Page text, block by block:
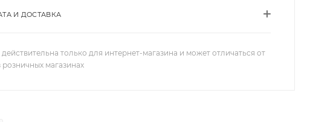
И ДОСТАВКА
только для интернет-магазина и может отличаться от
розничных магазинах